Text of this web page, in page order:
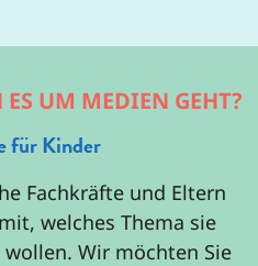
UM MEDIEN GEHT?
für Kinder
Fachkräfte und Eltern
welches Thema sie
Wir möchten Sie